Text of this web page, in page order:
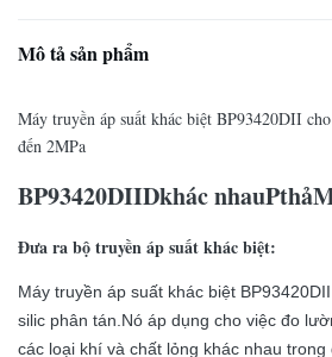
Mô tả sản phẩm
Máy truyền áp suất khác biệt BP93420DII
đến 2MPa
BP93420DIIDkhác nhauPthả
Đưa ra bộ truyền áp suất khác biệt:
Máy truyền áp suất khác biệt
silic phân tán.Nó áp dụng cho việc đo
các loại khí và chất lỏng khác nhau